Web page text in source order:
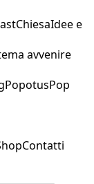
ChiesaIdee e
avvenire
PopotusPop
Contatti